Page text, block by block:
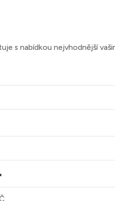
s nabídkou nejvhodnější